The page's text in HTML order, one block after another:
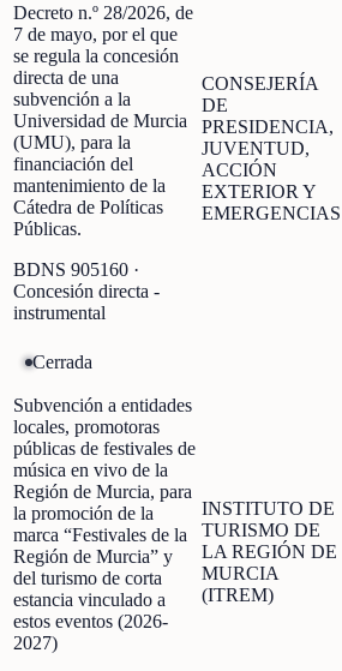
Decreto n.º 28/2026, de
7 de mayo, por el que
se regula la concesión
directa de una
subvención a la
Universidad de Murcia
(UMU), para la
financiación del
mantenimiento de la
Cátedra de Políticas
Públicas.
BDNS 905160 ·
Concesión directa -
instrumental
CONSEJERÍA
DE
PRESIDENCIA,
JUVENTUD,
ACCIÓN
EXTERIOR Y
EMERGENCIAS
Cerrada
Subvención a entidades
locales, promotoras
públicas de festivales de
música en vivo de la
Región de Murcia, para
la promoción de la
marca “Festivales de la
Región de Murcia” y
del turismo de corta
estancia vinculado a
estos eventos (2026-
2027)
INSTITUTO DE
TURISMO DE
LA REGIÓN DE
MURCIA
(ITREM)